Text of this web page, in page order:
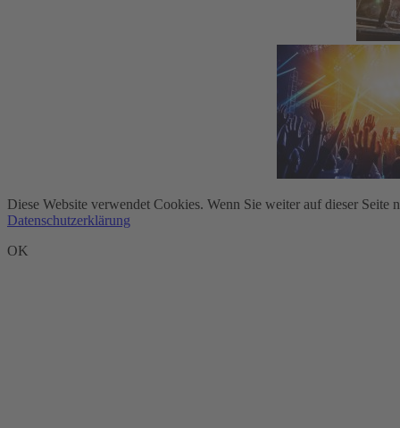
Diese Website verwendet Cookies. Wenn Sie weiter auf dieser
Datenschutzerklärung
OK